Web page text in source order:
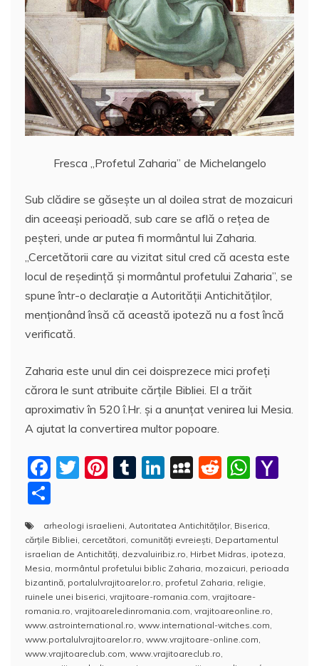
Fresca „Profetul Zaharia” de Michelangelo
Sub clădire se găseşte un al doilea strat de mozaicuri
din aceeaşi perioadă, sub care se află o reţea de
peşteri, unde ar putea fi mormântul lui Zaharia.
„Cercetătorii care au vizitat situl cred că acesta este
locul de reşedinţă şi mormântul profetului Zaharia”, se
spune într-o declaraţie a Autorităţii Antichităţilor,
menţionând însă că această ipoteză nu a fost încă
verificată.
Zaharia este unul din cei doisprezece mici profeţi
cărora le sunt atribuite cărţile Bibliei. El a trăit
aproximativ în 520 î.Hr. şi a anunţat venirea lui Mesia.
A ajutat la convertirea multor popoare.
F
e
b
o
o
k
T
er
Pi
e
st
T
bl
r
Li
e
dI
n
M
p
a
c
e
R
di
t
W
s
A
p
p
o
a
rt
aj
e
a
z
ă
arheologi israelieni, Autoritatea Antichităţilor, Biserica,
cărţile Bibliei, cercetători, comunităţi evreieşti, Departamentul
israelian de Antichităţi, dezvaluiribiz.ro, Hirbet Midras, ipoteza,
Mesia, mormântul profetului biblic Zaharia, mozaicuri, perioada
bizantină, portalulvrajitoarelor.ro, profetul Zaharia, religie,
ruinele unei biserici, vrajitoare-romania.com, vrajitoare-
romania.ro, vrajitoareledinromania.com, vrajitoareonline.ro,
www.astrointernational.ro, www.international-witches.com,
www.portalulvrajitoarelor.ro, www.vrajitoare-online.com,
www.vrajitoareclub.com, www.vrajitoareclub.ro,